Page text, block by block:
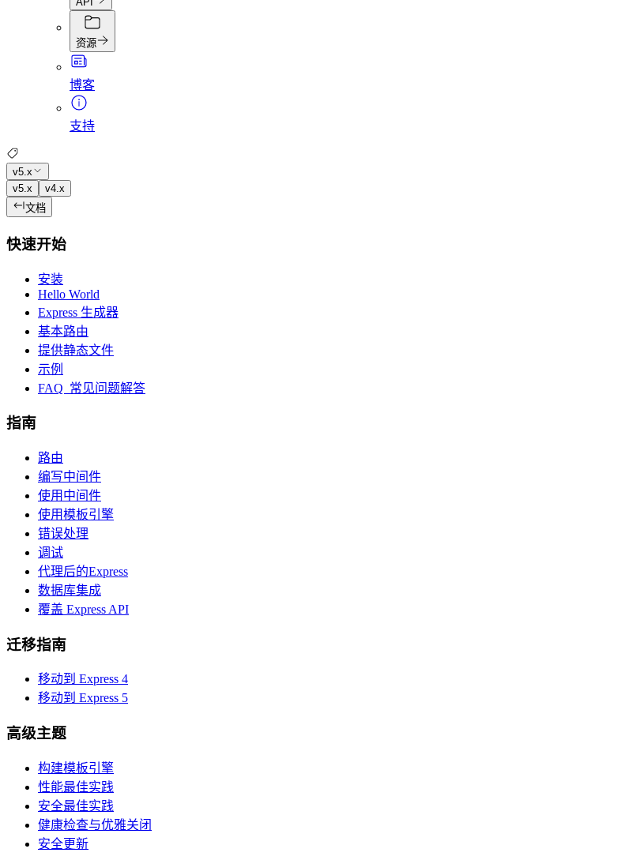
资源
博客
支持
v5.x
v5.x
v4.x
文档
快速开始
安装
Hello World
Express 生成器
基本路由
提供静态文件
示例
FAQ 常见问题解答
指南
路由
编写中间件
使用中间件
使用模板引擎
错误处理
调试
代理后的Express
数据库集成
覆盖 Express API
迁移指南
移动到 Express 4
移动到 Express 5
高级主题
构建模板引擎
性能最佳实践
安全最佳实践
健康检查与优雅关闭
安全更新